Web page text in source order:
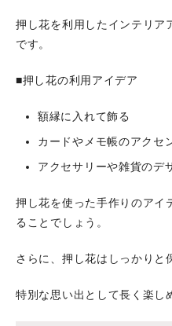
押し花を利用したインテリア
です。
■押し花の利用アイデア
額縁に入れて飾る
カードやメモ帳のアクセ
アクセサリーや雑貨のデ
押し花を使った手作りのアイ
ることでしょう。
さらに、押し花はしっかりと
特別な思い出として長く楽し